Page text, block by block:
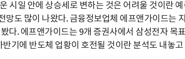
시일 안에 상승세로 변하는 것은 어려울 것이란
망도 많이 나왔다. 금융정보업체 에프앤가이드는
다. 에프앤가이드는 9개 증권사에서 삼성전자 목
기에 반도체 업황이 호전될 것이란 분석도 내놓고